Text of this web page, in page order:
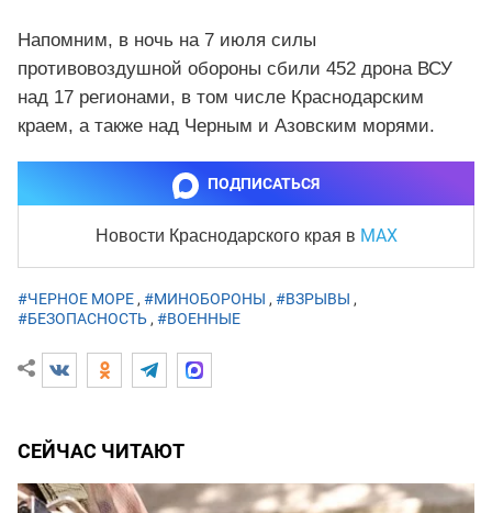
Напомним, в ночь на 7 июля силы
противовоздушной обороны сбили 452 дрона ВСУ
над 17 регионами, в том числе Краснодарским
краем, а также над Черным и Азовским морями.
ПОДПИСАТЬСЯ
Новости Краснодарского края в MAX
#ЧЕРНОЕ МОРЕ, #МИНОБОРОНЫ , #ВЗРЫВЫ ,
#БЕЗОПАСНОСТЬ, #ВОЕННЫЕ
СЕЙЧАС ЧИТАЮТ